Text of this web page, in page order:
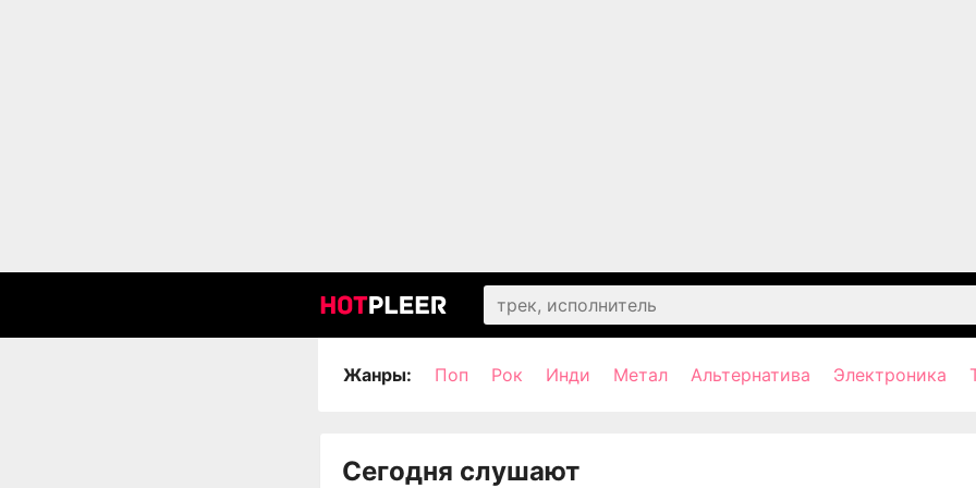
Жанры: Поп Рок Инди Метал Альтернатива Электроника
Сегодня слушают